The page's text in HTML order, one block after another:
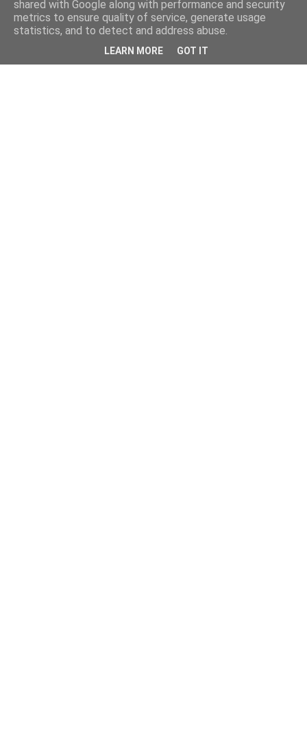
shared with Google along with performance and security
metrics to ensure quality of service, generate usage
statistics, and to detect and address abuse.
LEARN MORE GOT IT